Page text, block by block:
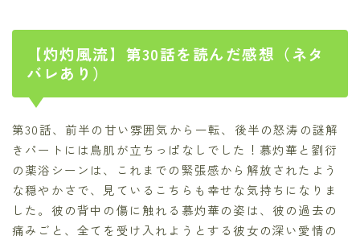
【灼灼風流】第30話を読んだ感想（ネタ
バレあり）
第30話、前半の甘い雰囲気から一転、後半の怒涛の謎解
きパートには鳥肌が立ちっぱなしでした！慕灼華と劉衍
の薬浴シーンは、これまでの緊張感から解放されたよう
な穏やかさで、見ているこちらも幸せな気持ちになりま
した。彼の背中の傷に触れる慕灼華の姿は、彼の過去の
痛みごと、全てを受け入れようとする彼女の深い愛情の